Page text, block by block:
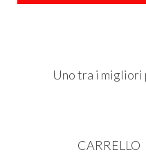
Uno tra i
CARRELLO